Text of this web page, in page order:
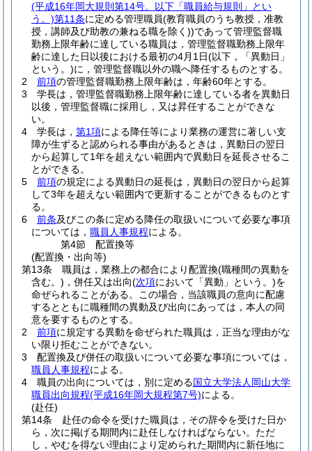
(平成16年岡大規則第14号。以下「職員給与規則」とい
う。)第11条に定める管理職員(教育職員のうち教授，准教
授，講師及び助教の兼ねる職を除く))であって管理監督職
勤務上限年齢に達している職員は，管理監督職勤務上限年
齢に達した日以後における最初の4月1日(以下，「異動日」
という。)に，管理監督職以外の職へ降任するものとする。
2
前項の管理監督職勤務上限年齢は，年齢60年とする。
3
学長は，管理監督職勤務上限年齢に達している者を異動日
以後，管理監督職に採用し，又は昇任することができな
い。
4
学長は， 第1項による降任等により業務の運営に著しい支
障が生ずると認められる事由があるときは，異動日の翌日
から起算して1年を超えない範囲内で異動日を延長させるこ
とができる。
5
前項の規定による異動日の延長は，異動日の翌日から起算
して3年を超えない範囲内で更新することができるものとす
る。
6
前条及びこの条に定める降任の取扱いについて必要な事項
については， 職員人事規程による。
第4節
配置換等
(配置換・出向等)
第13条
職員は，業務上の都合により配置換(職種間の異動を
含む。) ，併任又は出向(次項において「異動」という。)を
命ぜられることがある。
この場合，当該職員の意向に配慮
するとともに職種間の異動及び出向にあっては，本人の同
意を要するものとする。
2
前項に規定する異動を命ぜられた職員は，正当な理由がな
い限り拒むことができない。
3
配置換及び併任の取扱いについて必要な事項については，
職員人事規程による。
4
職員の出向については，別に定める国立大学法人岡山大学
職員出向規程(平成16年岡大規程第7号)による。
(赴任)
第14条
赴任の命令を受けた職員は，その辞令を受けた日か
ら，次に掲げる期間内に赴任しなければならない。 ただ
し，やむを得ない理由により定められた期間内に新任地に